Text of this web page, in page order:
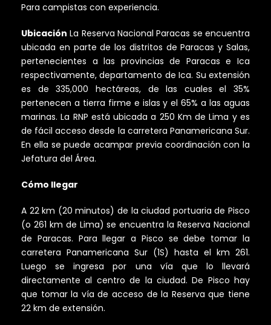
Para campistas con experiencia.
Ubicación La Reserva Nacional Paracas se encuentra
ubicada en parte de los distritos de Paracas y Salas,
pertenecientes a las provincias de Paracas e Ica
respectivamente, departamento de Ica. Su extensión
es de 335,000 hectáreas, de las cuales el 35%
pertenecen a tierra firme e islas y el 65% a las aguas
marinas. La RNP está ubicada a 250 Km de Lima y es
de fácil acceso desde la carretera Panamericana Sur.
En ella se puede acampar previa coordinación con la
Jefatura del Área.
Cómo llegar
A 22 km (20 minutos) de la ciudad portuaria de Pisco
(o 261 km de Lima) se encuentra la Reserva Nacional
de Paracas. Para llegar a Pisco se debe tomar la
carretera Panamericana Sur (1S) hasta el km 261.
Luego se ingresa por una vía que lo llevará
directamente al centro de la ciudad. De Pisco hay
que tomar la vía de acceso de la Reserva que tiene
22 km de extensión.